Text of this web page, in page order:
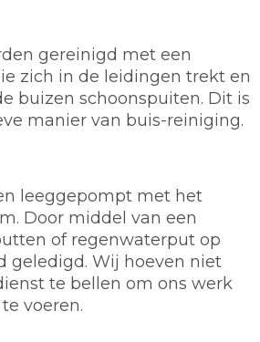
gereinigd met een
zich in de leidingen trekt en
buizen schoonspuiten. Dit is
manier van buis-reiniging.
leeggepompt met het
Door middel van een
of regenwaterput op
geledigd. Wij hoeven niet
te bellen om ons werk
voeren.